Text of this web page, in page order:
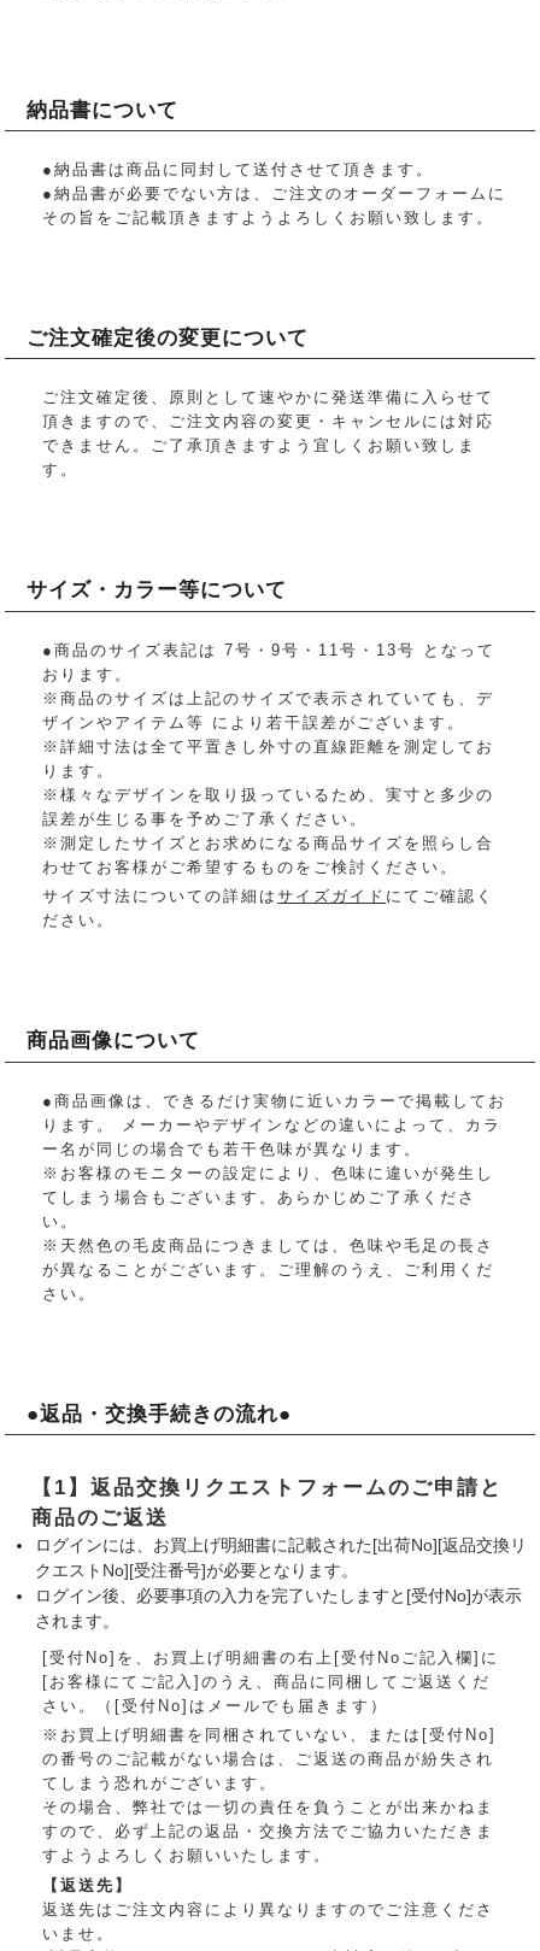
納品書について
●納品書は商品に同封して送付させて頂きます。
●納品書が必要でない方は、ご注文のオーダーフォームに
その旨をご記載頂きますようよろしくお願い致します。
ご注文確定後の変更について
ご注文確定後、原則として速やかに発送準備に入らせて
頂きますので、ご注文内容の変更・キャンセルには対応
できません。ご了承頂きますよう宜しくお願い致しま
す。
サイズ・カラー等について
●商品のサイズ表記は 7号・9号・11号・13号 となって
おります。
※商品のサイズは上記のサイズで表示されていても、デ
ザインやアイテム等 により若干誤差がございます。
※詳細寸法は全て平置きし外寸の直線距離を測定してお
ります。
※様々なデザインを取り扱っているため、実寸と多少の
誤差が生じる事を予めご了承ください。
※測定したサイズとお求めになる商品サイズを照らし合
わせてお客様がご希望するものをご検討ください。
サイズ寸法についての詳細はサイズガイド にてご確認く
ださい。
商品画像について
●商品画像は、できるだけ実物に近いカラーで掲載してお
ります。 メーカーやデザインなどの違いによって、カラ
ー名が同じの場合でも若干色味が異なります。
※お客様のモニターの設定により、色味に違いが発生し
てしまう場合もございます。あらかじめご了承くださ
い。
※天然色の毛皮商品につきましては、色味や毛足の長さ
が異なることがございます。ご理解のうえ、ご利用くだ
さい。
●返品・交換手続きの流れ●
【1】返品交換リクエストフォームのご申請と
商品のご返送
ログインには、お買上げ明細書に記載された[出荷No][返品交換リ
クエストNo][受注番号]が必要となります。
ログイン後、必要事項の入力を完了いたしますと[受付No]が表示
されます。
[受付No]を、お買上げ明細書の右上[受付Noご記入欄]に
[お客様にてご記入]のうえ、商品に同梱してご返送くだ
さい。（[受付No]はメールでも届きます）
※お買上げ明細書を同梱されていない、または[受付No]
の番号のご記載がない場合は、ご返送の商品が紛失され
てしまう恐れがございます。
その場合、弊社では一切の責任を負うことが出来かねま
すので、必ず上記の返品・交換方法でご協力いただきま
すようよろしくお願いいたします。
【返送先】
返送先はご注文内容により異なりますのでご注意くださ
いませ。